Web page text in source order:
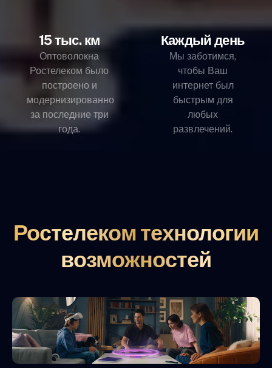
15 тыс. км
Оптоволокна
Ростелеком было
построено и
модернизированно
за последние три
года.
Каждый день
Мы заботимся,
чтобы Ваш
интернет был
быстрым для
любых
развлечений.
Ростелеком технологии
возможностей